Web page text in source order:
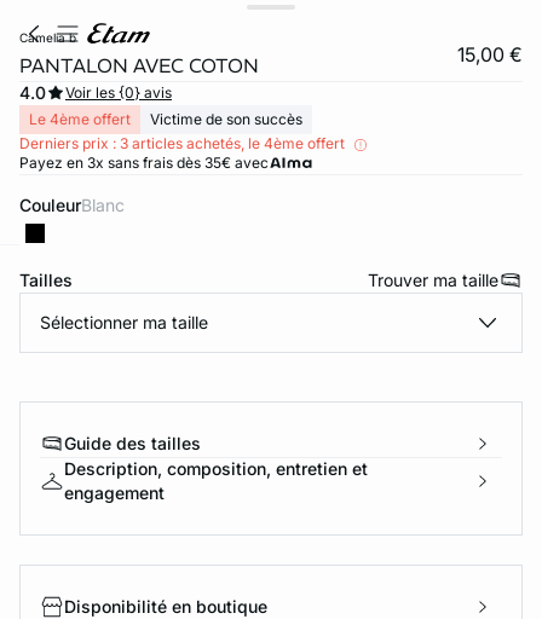
camelia b
PANTALON AVEC COTON 15,00 €
4.0
Voir les {0} avis
Le 4ème offert
Victime de son succès
Derniers prix : 3 articles achetés, le 4ème offert
Payez en 3x sans frais dès 35€ avec
Couleur blanc
Tailles Trouver ma taille
Sélectionner ma taille
Guide des tailles
Description, composition, entretien et
engagement
Disponibilité en boutique